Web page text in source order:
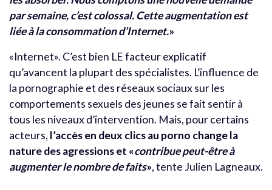
par semaine, c’est colossal. Cette augmentation est
liée à la consommation d’Internet.»
«Internet». C’est bien LE facteur explicatif
qu’avancent la plupart des spécialistes. L’influence de
la pornographie et des réseaux sociaux sur les
comportements sexuels des jeunes se fait sentir à
tous les niveaux d’intervention. Mais, pour certains
acteurs, l’accès en deux clics au porno change la
nature des agressions et «contribue peut-être à
augmenter le nombre de faits», tente Julien Lagneaux.